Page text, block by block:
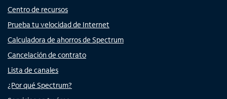
Centro de recursos
Prueba tu velocidad de Internet
Calculadora de ahorros de Spectrum
Cancelación de contrato
Lista de canales
¿Por qué Spectrum?